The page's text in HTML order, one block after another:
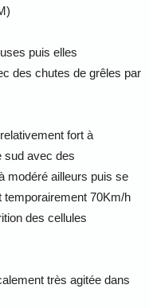
puis elles
des chutes de grêles par
fort à
sud avec des
modéré ailleurs puis se
70Km/h
des cellules
très agitée dans